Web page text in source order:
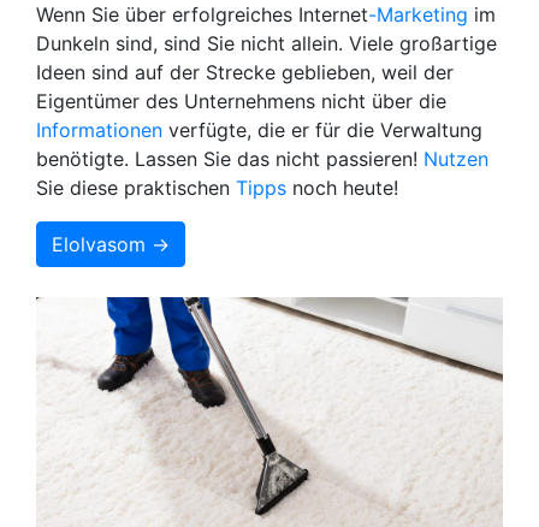
Wenn Sie über erfolgreiches Internet-Marketing im
Dunkeln sind, sind Sie nicht allein. Viele großartige
Ideen sind auf der Strecke geblieben, weil der
Eigentümer des Unternehmens nicht über die
Informationen verfügte, die er für die Verwaltung
benötigte. Lassen Sie das nicht passieren! Nutzen
Sie diese praktischen Tipps noch heute!
Elolvasom →